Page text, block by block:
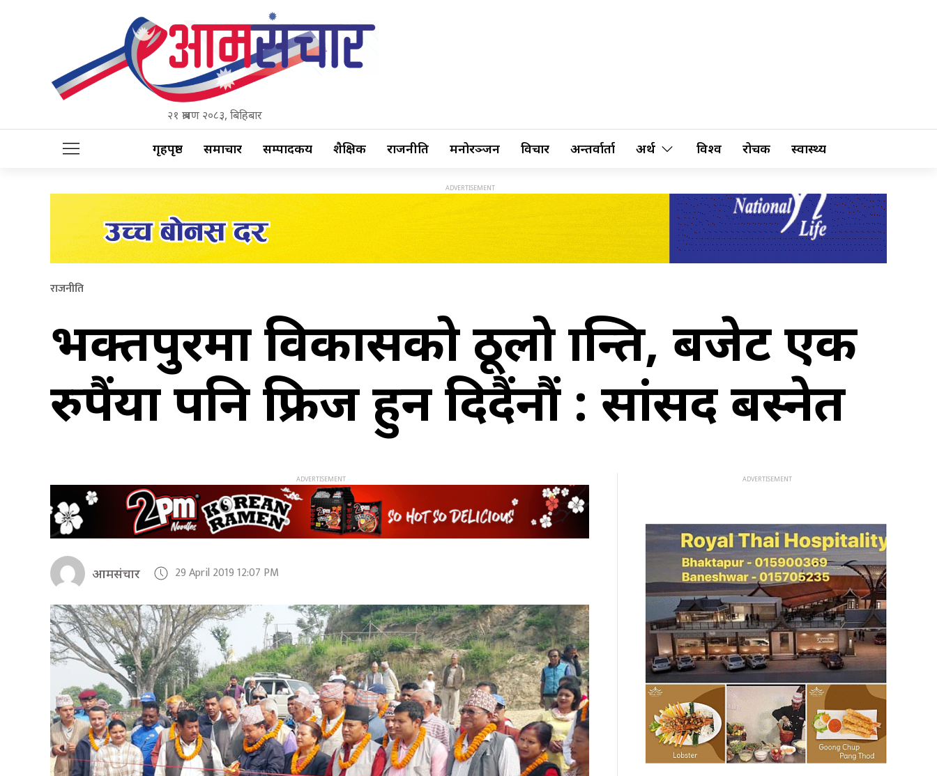
२१ श्रावण २०८३, बिहिबार
गृहपृष्ठ समाचार सम्पादकीय शैक्षिक राजनीति मनोरञ्जन विचार अन्तर्वार्ता अर्थ विश्व रोचक स्वास्थ्य
राजनीति
भक्तपुरमा विकासको ठूलो क्रान्ति, बजेट एक
रुपैंया पनि फ्रिज हुन दिदैंनौं : सांसद बस्नेत
आमसंचार 29 April 2019 12:07 PM